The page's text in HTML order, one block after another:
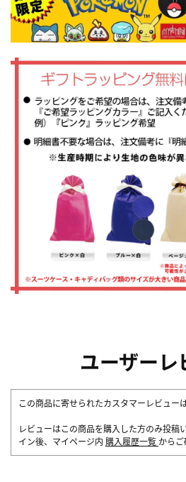
ユーザーレ
この商品に寄せられたカスタマーレビュー
レビューはこの商品を購入した方のみ投稿
イン後、マイページ内 購入履歴一覧 からご